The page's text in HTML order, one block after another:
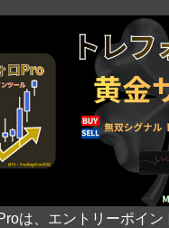
は、エントリーポイ